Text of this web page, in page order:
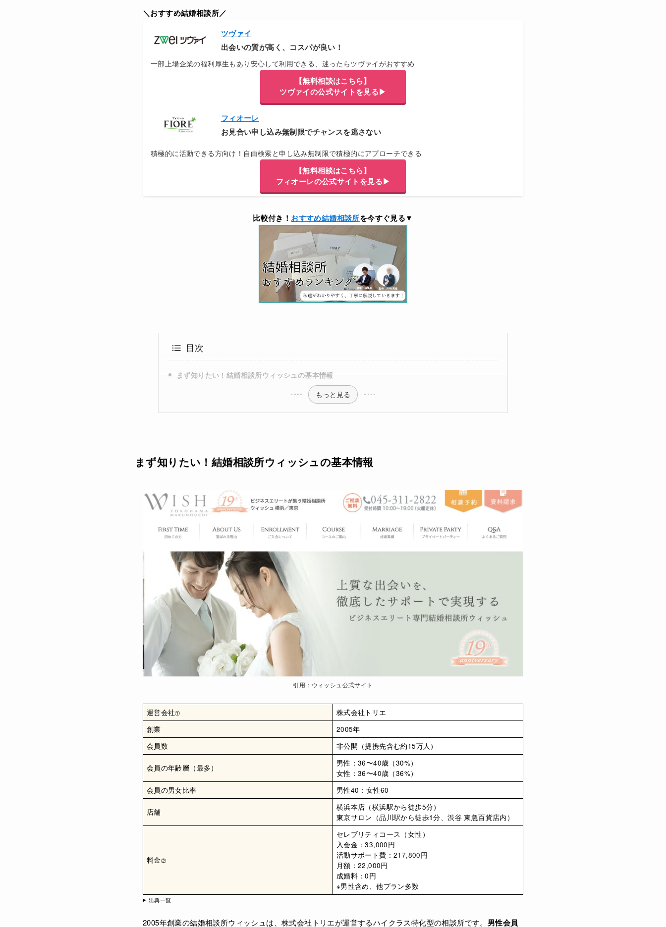
＼おすすめ結婚相談所／
ツヴァイ
出会いの質が高く、コスパが良い！
一部上場企業の福利厚生もあり安心して利用できる、迷ったらツヴァイがおすすめ
【無料相談はこちら】
ツヴァイの公式サイトを見る▶
フィオーレ
お見合い申し込み無制限でチャンスを逃さない
積極的に活動できる方向け！自由検索と申し込み無制限で積極的にアプローチできる
【無料相談はこちら】
フィオーレの公式サイトを見る▶
比較付き！ おすすめ結婚相談所を今すぐ見る▼
目次
まず知りたい！結婚相談所ウィッシュの基本情報
もっと見る
まず知りたい！結婚相談所ウィッシュの基本情報
引用：ウィッシュ公式サイト
運営会社①
株式会社トリエ
創業
2005年
会員数
非公開（提携先含む約15万人）
会員の年齢層（最多）
男性：36〜40歳（30%）
女性：36〜40歳（36%）
会員の男女比率
男性40：女性60
店舗
横浜本店（横浜駅から徒歩5分）
東京サロン（品川駅から徒歩1分、渋谷 東急百貨店内）
料金②
セレブリティコース（女性）
入会金：33,000円
活動サポート費：217,800円
月額：22,000円
成婚料：0円
※男性含め、他プラン多数
出典一覧
2005年創業の結婚相談所ウィッシュは、株式会社トリエが運営するハイクラス特化型の相談所です。 男性会員